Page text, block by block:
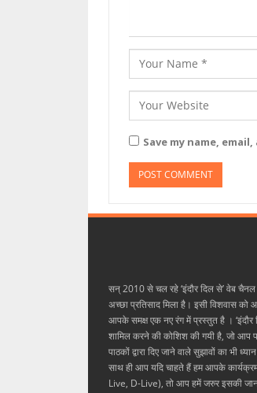
Save my name,
सन् 2010 से चल रहे ‘इंदौर दिल से’ वेब
अच्छा प्रतिसाद मिला है। इसी विशवास
आपके समक्ष एक नए रंग में प्रस्तुत है । ‘इंदौर
शामिल करने की कोशिश की गयी है, जो आप
पाठकों द्वारा दिए जाने वाले सुझावों का भी
साथ ही आप यदि चाहते हैं हम आपके
Live, D-Live), तो आप हमें जरुर इसकी